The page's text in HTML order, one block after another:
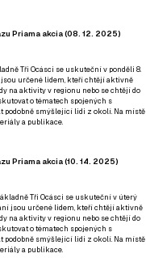
Priama akcia (08. 12. 2025)
Tři Ocásci se uskuteční v ponděli 8.
jsou určené lidem, kteří chtějí aktivně
na aktivity v regionu nebo se chtějí do
o tématech spojených s
podobně smýšlející lidi z okolí. Na místě
a publikace.
Priama akcia (10. 14. 2025)
Tři Ocásci se uskuteční v úterý
jsou určené lidem, kteří chtějí aktivně
na aktivity v regionu nebo se chtějí do
o tématech spojených s
podobně smýšlející lidi z okolí. Na místě
a publikace.